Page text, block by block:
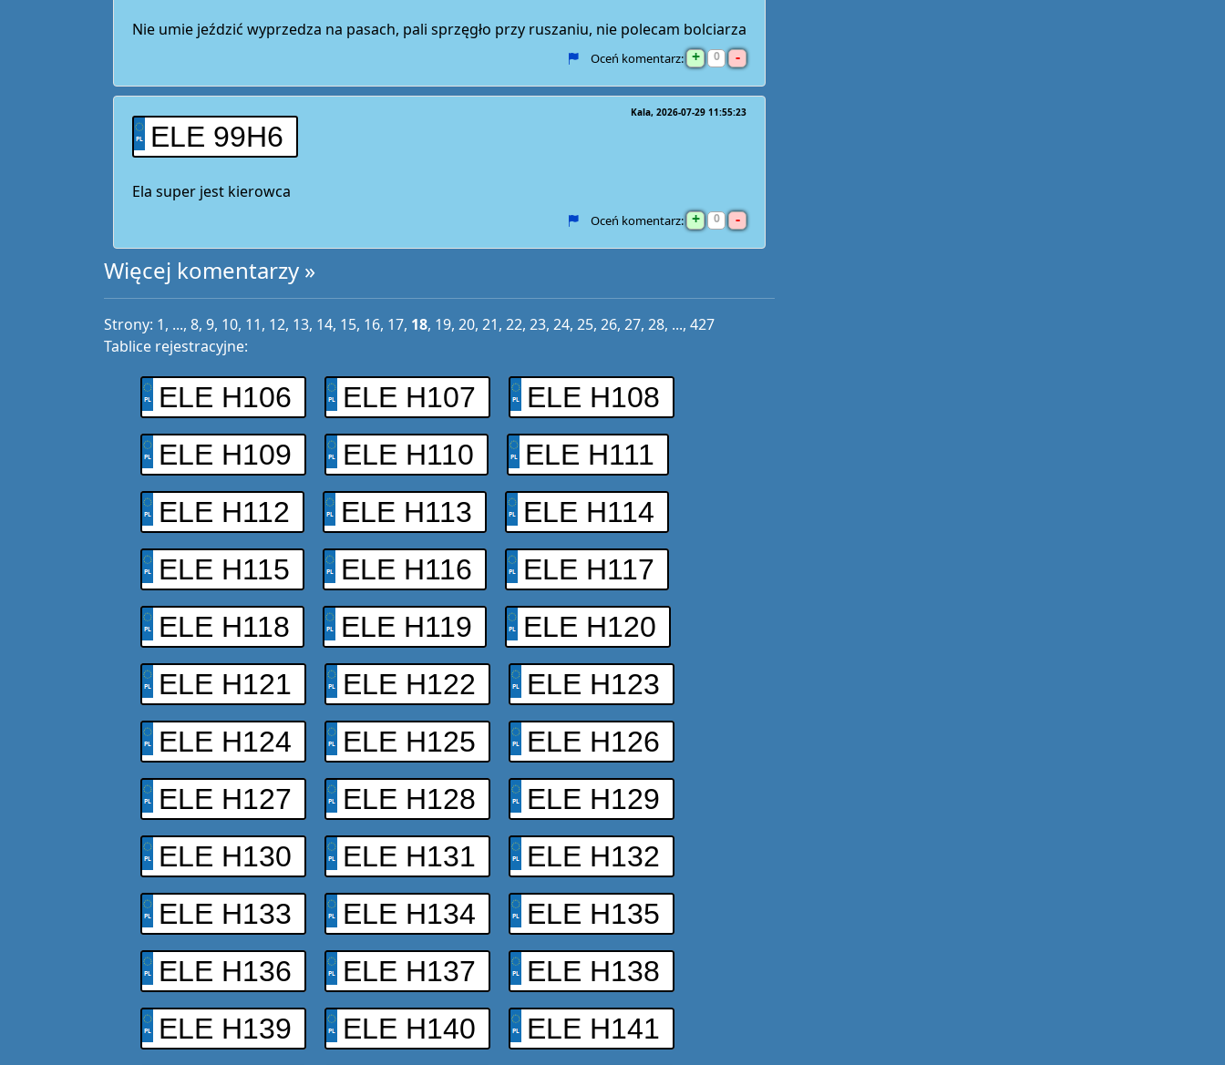
Nie umie jeździć wyprzedza na pasach, pali sprzęgło przy ruszaniu, nie polecam bolciarza
Oceń komentarz: + 0 -
ELE 99H6
Kala 2026-07-29 11:55:23
Ela super jest kierowca
Oceń komentarz: + 0 -
Więcej komentarzy »
Strony: 1, ..., 8, 9, 10, 11, 12, 13, 14, 15, 16, 17, 18, 19, 20, 21, 22, 23, 24, 25, 26, 27, 28, ..., 427
Tablice rejestracyjne:
ELE H106 ELE H107
ELE H108
ELE H109
ELE H110
ELE H111
ELE H112
ELE H113
ELE H114
ELE H115
ELE H116
ELE H117
ELE H118
ELE H119
ELE H120
ELE H121
ELE H122
ELE H123
ELE H124
ELE H125
ELE H126
ELE H127
ELE H128
ELE H129
ELE H130
ELE H131
ELE H132
ELE H133
ELE H134
ELE H135
ELE H136
ELE H137
ELE H138
ELE H139
ELE H140
ELE H141